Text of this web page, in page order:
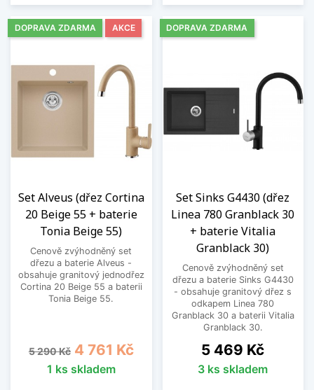
Set Alveus (dřez Cortina
20 Beige 55 + baterie
Tonia Beige 55)
Cenově zvýhodněný set
dřezu a baterie Alveus -
obsahuje granitový jednodřez
Cortina 20 Beige 55 a baterii
Tonia Beige 55.
Běžná cena
5 290 Kč Cena
4 761 Kč
1 ks skladem
DOPRAVA ZDARMA AKCE
Set Sinks G4430 (dřez
Linea 780 Granblack 30
+ baterie Vitalia
Granblack 30)
Cenově zvýhodněný set
dřezu a baterie Sinks G4430
- obsahuje granitový dřez s
odkapem Linea 780
Granblack 30 a baterii Vitalia
Granblack 30.
Cena
5 469 Kč
3 ks skladem
DOPRAVA ZDARMA